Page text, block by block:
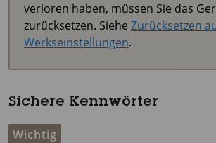
verloren haben, müssen Sie das
zurücksetzen. Siehe Zurücksetzen
Werkseinstellungen.
Sichere Kennwörter
Wichtig